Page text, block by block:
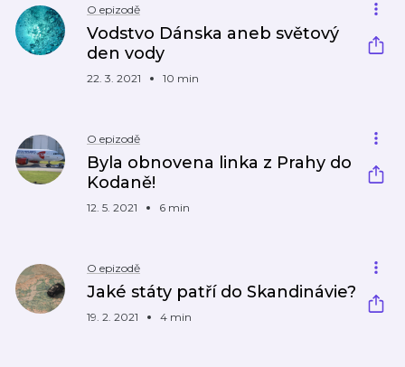
O epizodě
Vodstvo Dánska aneb světový
den vody
22. 3. 2021 10 min
O epizodě
Byla obnovena linka z Prahy do
Kodaně!
12. 5. 2021 6 min
O epizodě
Jaké státy patří do Skandinávie?
19. 2. 2021 4 min